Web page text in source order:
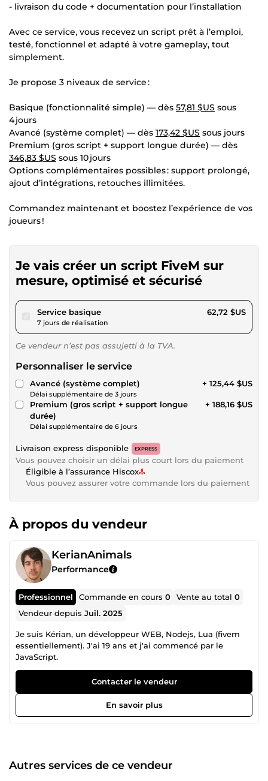
- livraison du code + documentation pour l’installation
Avec ce service, vous recevez un script prêt à l’emploi,
testé, fonctionnel et adapté à votre gameplay, tout
simplement.
Je propose 3 niveaux de service :
Basique (fonctionnalité simple) — dès 57,81 $US sous
4 jours
Avancé (système complet) — dès 173,42 $US sous jours
Premium (gros script + support longue durée) — dès
346,83 $US sous 10 jours
Options complémentaires possibles : support prolongé,
ajout d’intégrations, retouches illimitées.
Commandez maintenant et boostez l’expérience de vos
joueurs !
Je vais créer un script FiveM sur
mesure, optimisé et sécurisé
Service basiquepour 57,81 $US
7 jours de réalisation
62,72 $US
Ce vendeur n’est pas assujetti à la TVA.
Personnaliser le service
Avancé (système complet)
Délai supplémentaire de 3 jours
+ 125,44 $US
Premium (gros script + support longue
durée)
Délai supplémentaire de 6 jours
+ 188,16 $US
Livraison express disponible EXPRESS
Vous pouvez choisir un délai plus court lors du paiement
Éligible à l’assurance Hiscox
Vous pouvez assurer votre commande lors du paiement
À propos du vendeur
KerianAnimals
Performance
Professionnel Commande en cours0 Vente au total0
Vendeur depuisJuil. 2025
Je suis Kérian, un développeur WEB, Nodejs, Lua (fivem
essentiellement). J'ai 19 ans et j'ai commencé par le
JavaScript.
Contacter le vendeur
En savoir plus
Autres services de ce vendeur